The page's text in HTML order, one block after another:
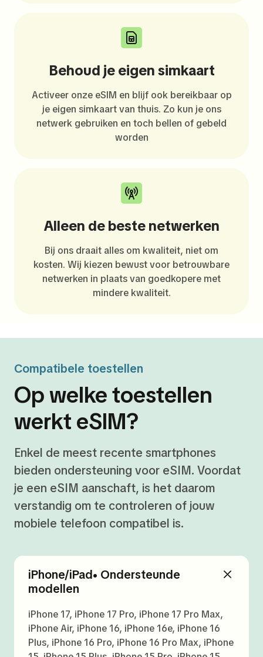
Behoud je eigen simkaart
Activeer onze eSIM en blijf ook bereikbaar op
je eigen simkaart van thuis. Zo kun je ons
netwerk gebruiken en toch bellen of gebeld
worden
Alleen de beste netwerken
Bij ons draait alles om kwaliteit, niet om
kosten. Wij kiezen bewust voor betrouwbare
netwerken in plaats van goedkopere met
mindere kwaliteit.
Compatibele toestellen
Op welke toestellen
werkt eSIM?
Enkel de meest recente smartphones
bieden ondersteuning voor eSIM. Voordat
je een eSIM aanschaft, is het daarom
verstandig om te controleren of jouw
mobiele telefoon compatibel is.
iPhone/iPad• Ondersteunde
modellen
iPhone 17, iPhone 17 Pro, iPhone 17 Pro Max,
iPhone Air, iPhone 16, iPhone 16e, iPhone 16
Plus, iPhone 16 Pro, iPhone 16 Pro Max, iPhone